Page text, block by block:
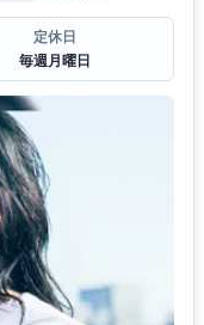
定休日
毎週月曜日